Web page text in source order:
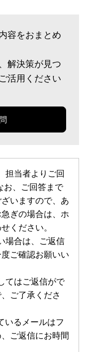
容をおまとめ
解決策が見つ
活用ください
担当者よりご回
お、ご回答まで
いますので、あ
ぎの場合は、ホ
ください。
場合は、ご返信
ご確認お願いい
てはご返信がで
ご了承くださ
いるメールはフ
ご返信にお時間